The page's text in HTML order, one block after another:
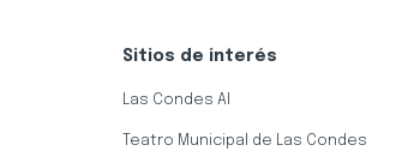
Sitios de interés
Las Condes AI
Teatro Municipal de Las Condes